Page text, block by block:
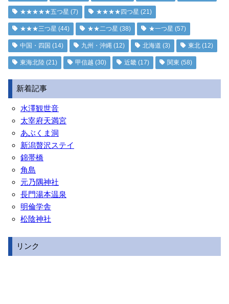
★★★★★五つ星 (7) ★★★★四つ星 (21)
★★★三つ星 (44) ★★二つ星 (38) ★一つ星 (57)
中国・四国 (14) 九州・沖縄 (12) 北海道 (3) 東北 (12)
東海北陸 (21) 甲信越 (30) 近畿 (17) 関東 (58)
新着記事
水澤観世音
太宰府天満宮
あぶくま洞
新潟贅沢ステイ
錦帯橋
角島
元乃隅神社
長門湯本温泉
明倫学舎
松陰神社
リンク